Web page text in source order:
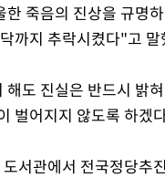
한 죽음의 진상을 규명
까지 추락시켰다"고 말
해도 진실은 반드시 밝
벌어지지 않도록 하겠
서관에서 전국정당추